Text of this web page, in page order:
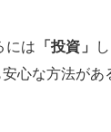
には 「投資」
心な方法があ